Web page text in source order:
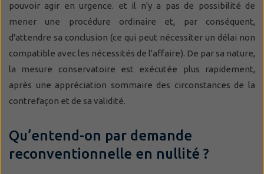
pouvoir agir en urgence. et il n'y a pas de possibilité de
mener une procédure ordinaire et, par conséquent,
d'attendre sa conclusion (ce qui peut nécessiter un délai non
compatible avec les nécessités de l'affaire). De par sa nature,
la mesure conservatoire est exécutée plus rapidement,
après une appréciation sommaire des circonstances de la
contrefaçon et de sa validité.
Qu’entend-on par demande
reconventionnelle en nullité ?